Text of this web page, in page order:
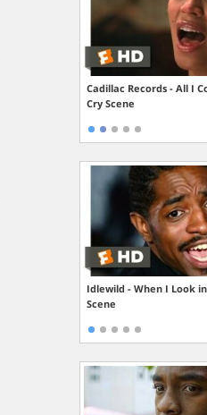
Cadillac Records - All I
Cry Scene
Idlewild - When I Look
Scene